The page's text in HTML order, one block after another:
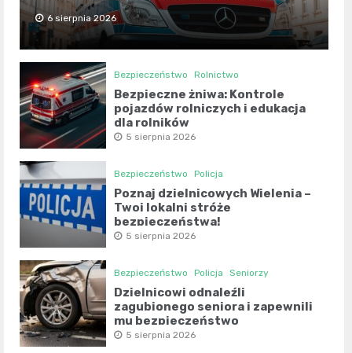
6 sierpnia 2026
Bezpieczeństwo Rolnictwo
Bezpieczne żniwa: Kontrole
pojazdów rolniczych i edukacja
dla rolników
5 sierpnia 2026
Bezpieczeństwo Policja
Poznaj dzielnicowych Wielenia –
Twoi lokalni stróże
bezpieczeństwa!
5 sierpnia 2026
Bezpieczeństwo Policja Seniorzy
Dzielnicowi odnaleźli
zagubionego seniora i zapewnili
mu bezpieczeństwo
5 sierpnia 2026